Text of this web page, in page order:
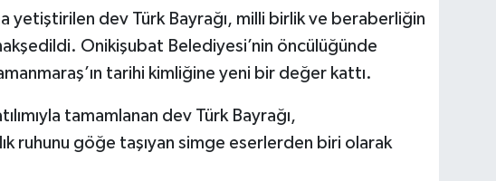
yetiştirilen dev Türk Bayrağı, milli birlik ve beraberliğin
Onikişubat Belediyesi’nin öncülüğünde
tarihi kimliğine yeni bir değer kattı.
tamamlanan dev Türk Bayrağı,
ruhunu göğe taşıyan simge eserlerden biri olarak